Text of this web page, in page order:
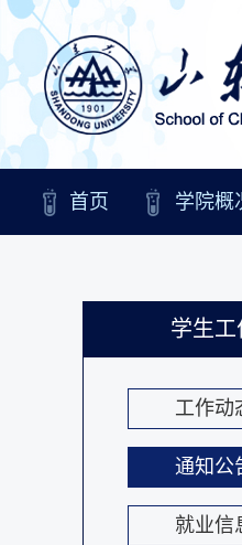
首页 学院概
学生工
工作动
通知公
就业信